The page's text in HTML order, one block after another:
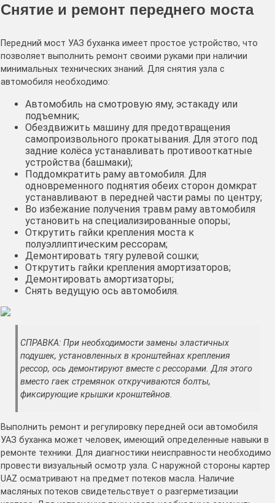
Снятие и ремонт переднего моста
Передний мост УАЗ буханка имеет простое устройство, что
позволяет выполнить ремонт своими руками при наличии
минимальных технических знаний. Для снятия узла с
автомобиля необходимо:
Автомобиль на смотровую яму, эстакаду или
подъемник;
Обездвижить машину для предотвращения
самопроизвольного прокатывания. Для этого под
задние колёса устанавливать противооткатные
устройства (башмаки);
Поддомкратить раму автомобиля. Для
одновременного поднятия обеих сторон домкрат
устанавливают в передней части рамы по центру;
Во избежание получения травм раму автомобиля
установить на специализированные опоры;
Открутить гайки крепления моста к
полуэллиптическим рессорам;
Демонтировать тягу рулевой сошки;
Открутить гайки крепления амортизаторов;
Демонтировать амортизаторы;
Снять ведущую ось автомобиля.
СПРАВКА: При необходимости замены эластичных
подушек, установленных в кронштейнах крепления
рессор, ось демонтируют вместе с рессорами. Для этого
вместо гаек стремянок откручиваются болты,
фиксирующие крышки кронштейнов.
Выполнить ремонт и регулировку передней оси автомобиля
УАЗ буханка может человек, имеющий определенные навыки в
ремонте техники. Для диагностики неисправности необходимо
провести визуальный осмотр узла. С наружной стороны картер
UAZ осматривают на предмет потеков масла. Наличие
масляных потеков свидетельствует о разгерметизации